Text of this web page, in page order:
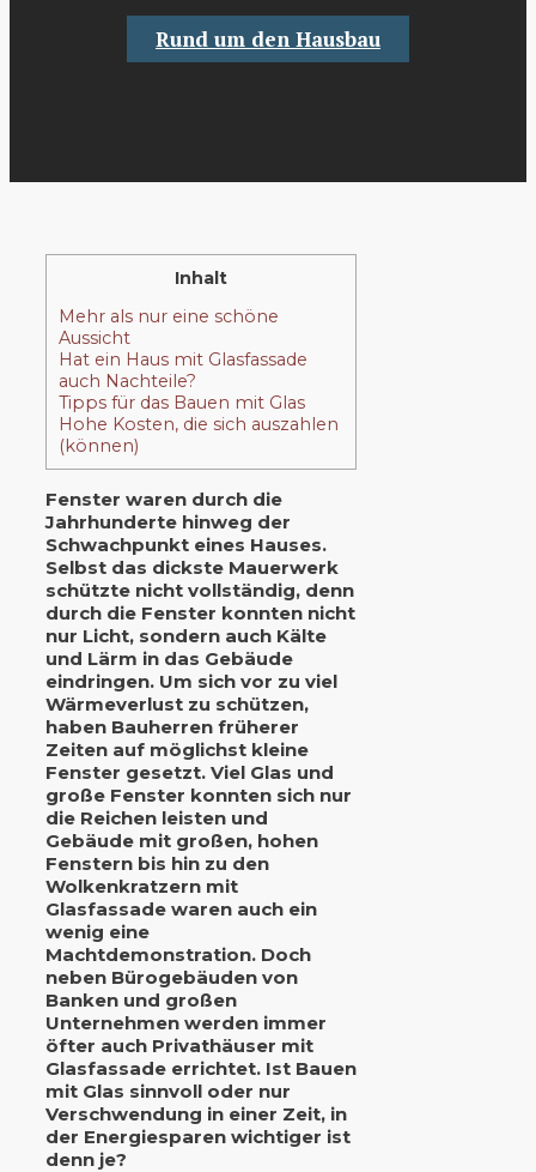
Rund um den Hausbau
Inhalt
Mehr als nur eine schöne
Aussicht
Hat ein Haus mit Glasfassade
auch Nachteile?
Tipps für das Bauen mit Glas
Hohe Kosten, die sich auszahlen
(können)
Fenster waren durch die
Jahrhunderte hinweg der
Schwachpunkt eines Hauses.
Selbst das dickste Mauerwerk
schützte nicht vollständig, denn
durch die Fenster konnten nicht
nur Licht, sondern auch Kälte
und Lärm in das Gebäude
eindringen. Um sich vor zu viel
Wärmeverlust zu schützen,
haben Bauherren früherer
Zeiten auf möglichst kleine
Fenster gesetzt. Viel Glas und
große Fenster konnten sich nur
die Reichen leisten und
Gebäude mit großen, hohen
Fenstern bis hin zu den
Wolkenkratzern mit
Glasfassade waren auch ein
wenig eine
Machtdemonstration. Doch
neben Bürogebäuden von
Banken und großen
Unternehmen werden immer
öfter auch Privathäuser mit
Glasfassade errichtet. Ist Bauen
mit Glas sinnvoll oder nur
Verschwendung in einer Zeit, in
der Energiesparen wichtiger ist
denn je?